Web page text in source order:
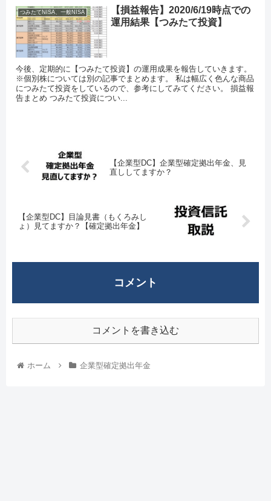
つみたてNISA、一般NISA
【損益報告】2020/6/19時点での
運用結果【つみたて投資】
今後、定期的に【つみたて投資】の運用成果を報告していきます。
※個別株については別の記事でまとめます。 私は幅広く色んな商品
につみたて投資をしているので、参考にしてみてください。 損益報
告まとめ つみたて投資につい...
【企業型DC】企業型確定拠出年金、見
直ししてますか？
【企業型DC】目論見書（もくろみし
ょ）見てますか？【確定拠出年金】
コメント
コメントを書き込む
ホーム 企業型確定拠出年金